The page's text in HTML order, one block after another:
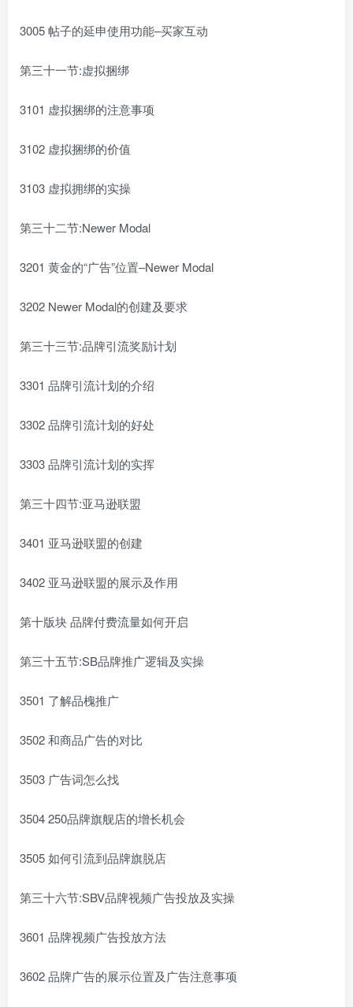
3005 帖子的延申使用功能–买家互动
第三十一节:虚拟捆绑
3101 虚拟捆绑的注意事项
3102 虚拟捆绑的价值
3103 虚拟拥绑的实操
第三十二节:Newer Modal
3201 黄金的“广告”位置–Newer Modal
3202 Newer Modal的创建及要求
第三十三节:品牌引流奖励计划
3301 品牌引流计划的介绍
3302 品牌引流计划的好处
3303 品牌引流计划的实挥
第三十四节:亚马逊联盟
3401 亚马逊联盟的创建
3402 亚马逊联盟的展示及作用
第十版块 品牌付费流量如何开启
第三十五节:SB品牌推广逻辑及实操
3501 了解品槐推广
3502 和商品广告的对比
3503 广告词怎么找
3504 250品牌旗舰店的增长机会
3505 如何引流到品牌旗脱店
第三十六节:SBV品牌视频广告投放及实操
3601 品牌视频广告投放方法
3602 品牌广告的展示位置及广告注意事项